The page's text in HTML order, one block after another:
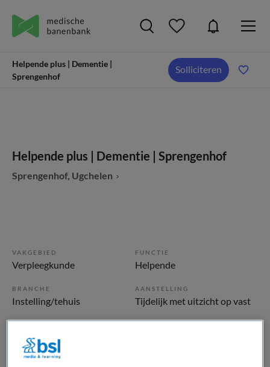
Helpende plus | Dementie |
Sprengenhof
Solliciteren
Helpende plus | Dementie | Sprengenhof
Sprengenhof, Ugchelen
VAKGEBIED
Verpleegkunde
FUNCTIE
Helpende
BRANCHE
Instelling/tehuis
AANSTELLING
Tijdelijk met uitzicht op vast
2 juli 2025
ERVARING